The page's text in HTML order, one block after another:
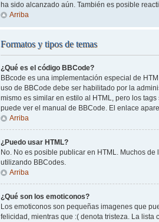
ha sido alcanzado aún. También es posible
Arriba
Formatos y tipos de temas
¿Qué es el código BBCode?
BBcode es una implementación especial de
uso de BBCode debe ser habilitado por la
mismo es similar en estilo al HTML, pero los
puede ver el manual de BBCode. El enlace
Arriba
¿Puedo usar HTML?
No. No es posible publicar en HTML. Muchos
utilizando BBCodes.
Arriba
¿Qué son los emoticonos?
Los emoticonos son pequeñas imagenes que
felicidad, mientras que :( denota tristeza. La